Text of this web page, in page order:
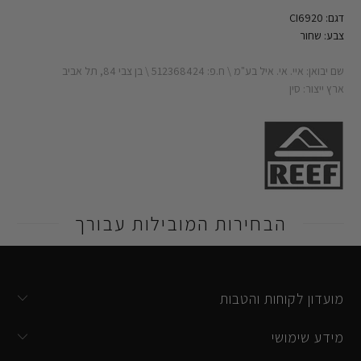
דגם: CI6920
צבע: שחור
שם יבואן: איי. אי. איל בע"מ \ ח.פ: 512368424 \ בן צבי 84, תל אביב
ארץ ייצור: סין
הבחירות המובילות עבורך
מועדון לקוחות והטבות
מידע שימושי